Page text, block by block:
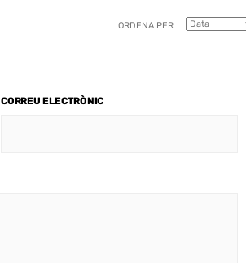
ORDENA PER
CORREU ELECTRÒNIC